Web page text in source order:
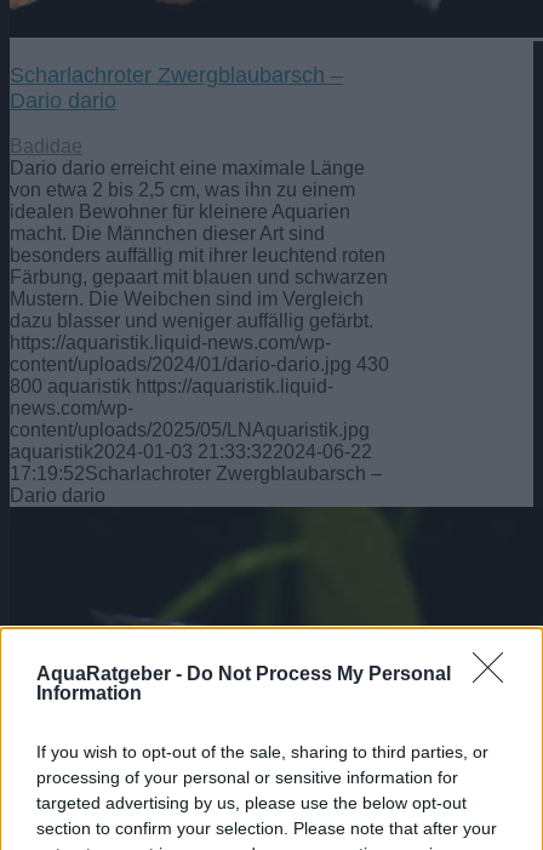
AquaRatgeber - Do Not Process My Personal
Information
If you wish to opt-out of the sale, sharing to third parties, or
processing of your personal or sensitive information for
targeted advertising by us, please use the below opt-out
section to confirm your selection. Please note that after your
Scharlachroter Zwergblaubarsch –
Dario dario
Badidae
Dario dario erreicht eine maximale Länge
von etwa 2 bis 2,5 cm, was ihn zu einem
idealen Bewohner für kleinere Aquarien
macht. Die Männchen dieser Art sind
besonders auffällig mit ihrer leuchtend roten
Färbung, gepaart mit blauen und schwarzen
Mustern. Die Weibchen sind im Vergleich
dazu blasser und weniger auffällig gefärbt.
https://aquaristik.liquid-news.com/wp-
content/uploads/2024/01/dario-dario.jpg 430
800 aquaristik https://aquaristik.liquid-
news.com/wp-
content/uploads/2025/05/LNAquaristik.jpg
aquaristik2024-01-03 21:33:322024-06-22
17:19:52Scharlachroter Zwergblaubarsch –
Dario dario